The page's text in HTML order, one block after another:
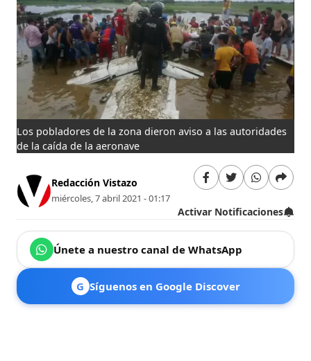
Los pobladores de la zona dieron aviso a las autoridades
de la caída de la aeronave
Redacción Vistazo
miércoles, 7 abril 2021 - 01:17
Activar Notificaciones
Únete a nuestro canal de WhatsApp
G Síguenos en Google Discover